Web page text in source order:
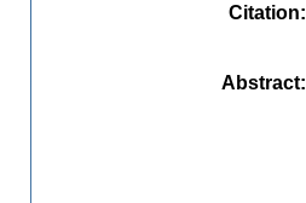
Citation:
Abstract: